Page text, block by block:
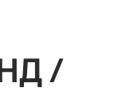
/